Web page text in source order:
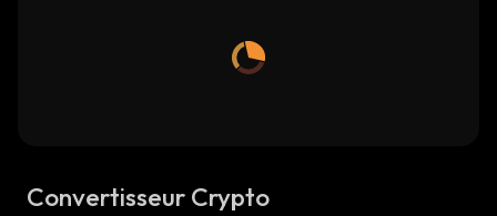
Convertisseur Crypto